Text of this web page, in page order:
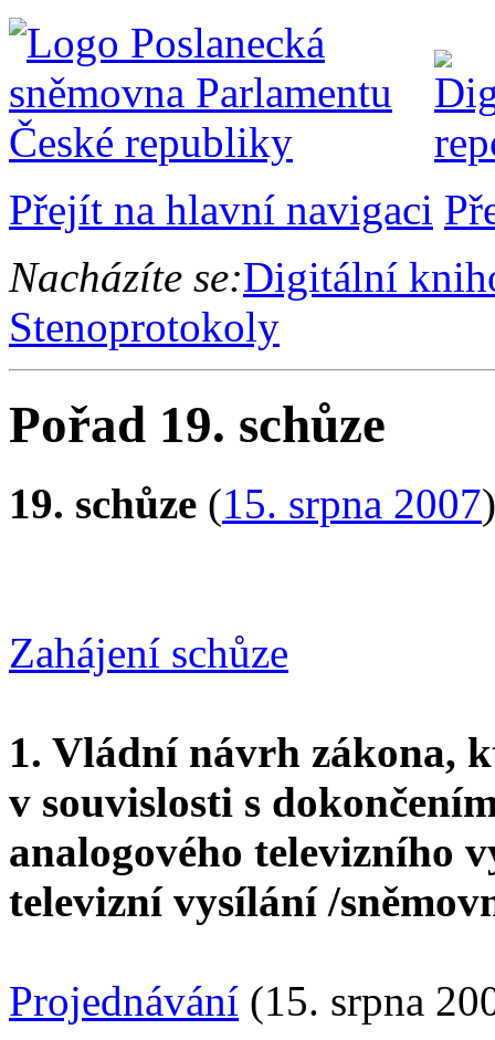
Přejít na hlavní navigaci
Nacházíte se:Digitální
Stenoprotokoly
Pořad 19. schůze
19. schůze (15. srpna 2007)
Zahájení schůze
1. Vládní návrh zákona,
v souvislosti s
analogového televizního
televizní vysílání /
Projednávání (15. srpna